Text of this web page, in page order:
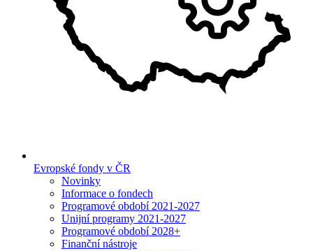
Evropské fondy v ČR
Novinky
Informace o fondech
Programové období 2021-2027
Unijní programy 2021-2027
Programové období 2028+
Finanční nástroje